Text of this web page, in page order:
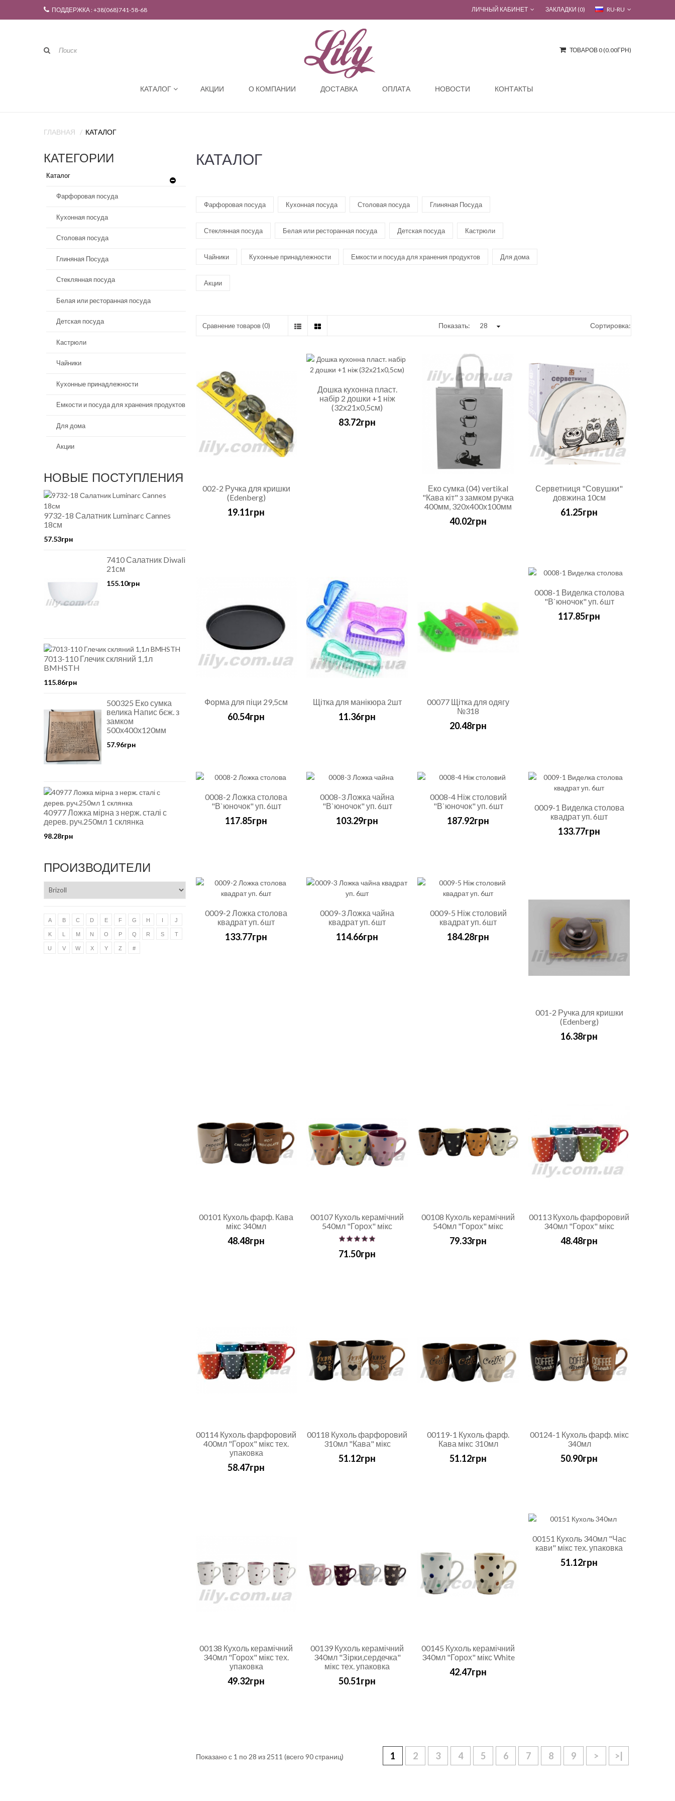
ПОДДЕРЖКА : +38(068)741-58-68 RU-RU
ЛИЧНЫЙ КАБИНЕТ ЗАКЛАДКИ (0)
ТОВАРОВ 0 (0.00ГРН)
КАТАЛОГ АКЦИИ О КОМПАНИИ ДОСТАВКА ОПЛАТА НОВОСТИ КОНТАКТЫ
ГЛАВНАЯ КАТАЛОГ
КАТЕГОРИИ
Каталог
Фарфоровая посуда
Кухонная посуда
Столовая посуда
Глиняная Посуда
Стеклянная посуда
Белая или ресторанная посуда
Детская посуда
Кастрюли
Чайники
Кухонные принадлежности
Емкости и посуда для хранения продуктов
Для дома
Акции
НОВЫЕ ПОСТУПЛЕНИЯ
9732-18 Салатник Luminarc Cannes
18см
57.53грн
7410 Салатник Diwali
21см
155.10грн
7013-110 Глечик скляний 1,1л
BMHSTH
115.86грн
500325 Еко сумка
велика Напис бєж. з
замком
500х400х120мм
57.96грн
40977 Ложка мірна з нерж. сталі с
дерев. руч.250мл 1 склянка
98.28грн
ПРОИЗВОДИТЕЛИ
A B C D E F G H I J
K L M N O P Q R S T
U V W X Y Z #
КАТАЛОГ
Фарфоровая посуда Кухонная посуда Столовая посуда Глиняная Посуда
Стеклянная посуда Белая или ресторанная посуда Детская посуда Кастрюли
Чайники Кухонные принадлежности Емкости и посуда для хранения продуктов Для дома
Акции
Сравнение товаров (0) Сортировка:
Показать:
002-2 Ручка для кришки
(Edenberg)
19.11грн
Дошка кухонна пласт.
набір 2 дошки +1 ніж
(32х21x0,5см)
83.72грн
Еко сумка (04) vertikal
"Кава кіт" з замком ручка
400мм, 320х400х100мм
40.02грн
Серветниця "Совушки"
довжина 10см
61.25грн
Форма для піци 29,5см
60.54грн
Щітка для манікюра 2шт
11.36грн
00077 Щітка для одягу
№318
20.48грн
0008-1 Виделка столова
"В`юночок" уп. 6шт
117.85грн
0008-2 Ложка столова
"В`юночок" уп. 6шт
117.85грн
0008-3 Ложка чайна
"В`юночок" уп. 6шт
103.29грн
0008-4 Ніж столовий
"В`юночок" уп. 6шт
187.92грн
0009-1 Виделка столова
квадрат уп. 6шт
133.77грн
0009-2 Ложка столова
квадрат уп. 6шт
133.77грн
0009-3 Ложка чайна
квадрат уп. 6шт
114.66грн
0009-5 Ніж столовий
квадрат уп. 6шт
184.28грн
001-2 Ручка для кришки
(Edenberg)
16.38грн
00101 Кухоль фарф. Кава
мікс 340мл
48.48грн
00107 Кухоль керамічний
540мл "Горох" мікс
71.50грн
00108 Кухоль керамічний
540мл "Горох" мікс
79.33грн
00113 Кухоль фарфоровий
340мл "Горох" мікс
48.48грн
00114 Кухоль фарфоровий
400мл "Горох" мікс тех.
упаковка
58.47грн
00118 Кухоль фарфоровий
310мл "Кава" мікс
51.12грн
00119-1 Кухоль фарф.
Кава мікс 310мл
51.12грн
00124-1 Кухоль фарф. мікс
340мл
50.90грн
00138 Кухоль керамічний
340мл "Горох" мікс тех.
упаковка
49.32грн
00139 Кухоль керамічний
340мл "Зірки,сердечка"
мікс тех. упаковка
50.51грн
00145 Кухоль керамічний
340мл "Горох" мікс White
42.47грн
00151 Кухоль 340мл "Час
кави" мікс тех. упаковка
51.12грн
Показано с 1 по 28 из 2511 (всего 90 страниц) 1 2 3 4 5 6 7 8 9 > >|